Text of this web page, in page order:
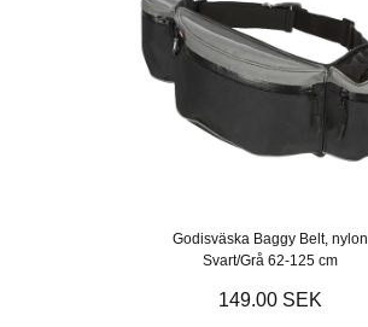
Godisväska Baggy Belt, nylon
Svart/Grå 62-125 cm
149.00 SEK